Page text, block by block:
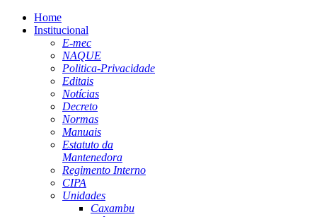
Home
Institucional
E-mec
NAQUE
Politica-Privacidade
Editais
Notícias
Decreto
Normas
Manuais
Estatuto da
Mantenedora
Regimento Interno
CIPA
Unidades
Caxambu